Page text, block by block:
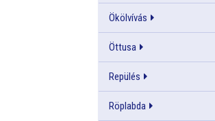
Ökölvívás
Öttusa
Repülés
Röplabda